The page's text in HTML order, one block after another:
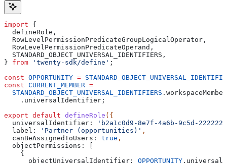
import {
  defineRole
,
  RowLevelPermissionPredicateGroupLogicalOperator
,
  RowLevelPermissionPredicateOperand
,
  STANDARD_OBJECT_UNIVERSAL_IDENTIFIERS
,
} from 'twenty-sdk/define' ;
const OPPORTUNITY =
const CURRENT_MEMBER =
  STANDARD_OBJECT_UNIVERSAL_IDENTIFIERS
. workspaceMember
    .
universalIdentifier ;
export default defineRole ({
  universalIdentifier:
'b2a1c0d9-8e7f-4a6b-9c5d-
  label:
'Partner (opportunities)' ,
  canBeAssignedToUsers:
true ,
  objectPermissions:
[
    {
      objectUniversalIdentifier:
OPPORTUNITY .